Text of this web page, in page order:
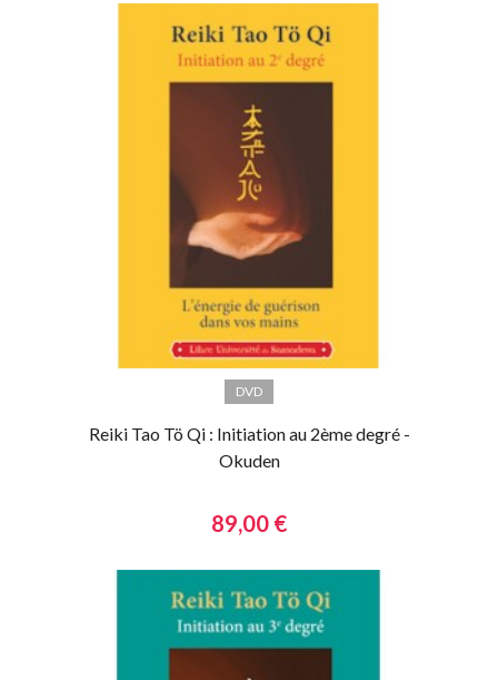
DVD
Reiki Tao Tö Qi : Initiation au 2ème degré -
Okuden
89,00 €